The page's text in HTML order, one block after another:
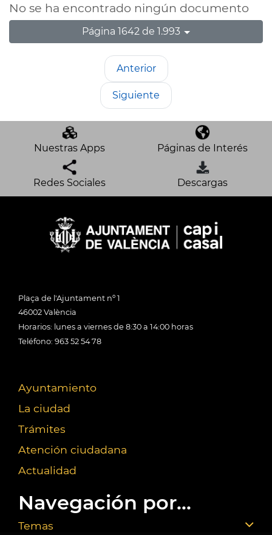
No se ha encontrado ningún documento
Página 1642 de 1.993
Anterior
Siguiente
Nuestras Apps Páginas de Interés
Redes Sociales Descargas
Plaça de l'Ajuntament nº 1
46002 València
Horarios: lunes a viernes de 8:30 a 14:00 horas
Teléfono: 963 52 54 78
Ayuntamiento
La ciudad
Trámites
Atención ciudadana
Actualidad
Navegación por...
Temas